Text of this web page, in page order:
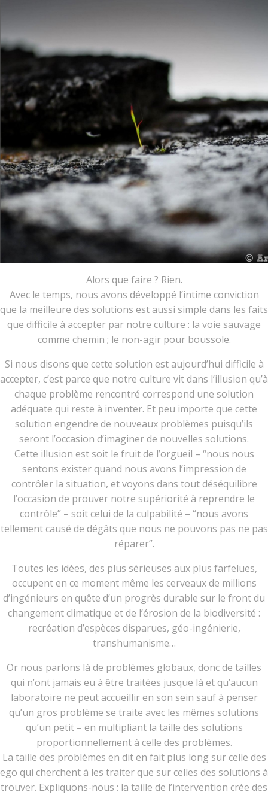
Alors que faire ? Rien.
Avec le temps, nous avons développé l’intime conviction
que la meilleure des solutions est aussi simple dans les faits
que difficile à accepter par notre culture : la voie sauvage
comme chemin ; le non-agir pour boussole.
Si nous disons que cette solution est aujourd’hui difficile à
accepter, c’est parce que notre culture vit dans l’illusion qu’à
chaque problème rencontré correspond une solution
adéquate qui reste à inventer. Et peu importe que cette
solution engendre de nouveaux problèmes puisqu’ils
seront l’occasion d’imaginer de nouvelles solutions.
Cette illusion est soit le fruit de l’orgueil – “nous nous
sentons exister quand nous avons l’impression de
contrôler la situation, et voyons dans tout déséquilibre
l’occasion de prouver notre supériorité à reprendre le
contrôle” – soit celui de la culpabilité – “nous avons
tellement causé de dégâts que nous ne pouvons pas ne pas
réparer”.
Toutes les idées, des plus sérieuses aux plus farfelues,
occupent en ce moment même les cerveaux de millions
d’ingénieurs en quête d’un progrès durable sur le front du
changement climatique et de l’érosion de la biodiversité :
recréation d’espèces disparues, géo-ingénierie,
transhumanisme…
Or nous parlons là de problèmes globaux, donc de tailles
qui n’ont jamais eu à être traitées jusque là et qu’aucun
laboratoire ne peut accueillir en son sein sauf à penser
qu’un gros problème se traite avec les mêmes solutions
qu’un petit – en multipliant la taille des solutions
proportionnellement à celle des problèmes.
La taille des problèmes en dit en fait plus long sur celle des
ego qui cherchent à les traiter que sur celles des solutions à
trouver. Expliquons-nous : la taille de l’intervention crée des